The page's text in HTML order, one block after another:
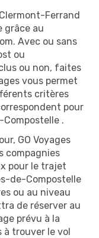
Ferrand
grâce au
Avec ou sans
ou
ou non, faites
vous permet
critères
pour
.
GO Voyages
compagnies
pour le trajet
de-Compostelle
ou au niveau
de réserver au
prévu à la
à trouver le vol